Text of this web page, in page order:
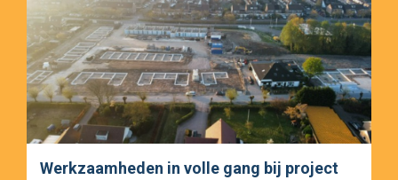
Werkzaamheden in volle gang bij project